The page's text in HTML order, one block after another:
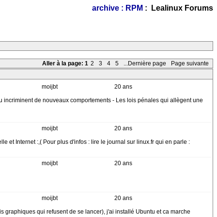
archive : RPM : Lealinux Forums
Aller à la page: 1 2 3 4 5 ...Dernière page Page suivante
20 ans
moijbt
de nouveaux comportements - Les lois pénales qui allègent une
20 ans
moijbt
et Internet :,( Pour plus d'infos : lire le journal sur linux.fr qui en parle :
20 ans
moijbt
20 ans
moijbt
qui refusent de se lancer), j'ai installé Ubuntu et ca marche